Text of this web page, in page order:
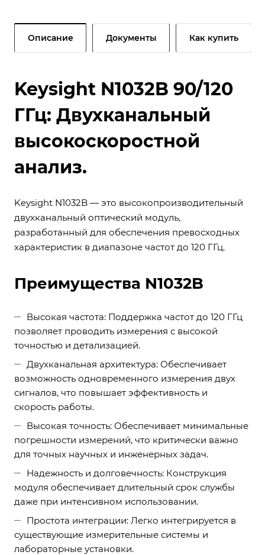
Описание Документы Как купить
Keysight N1032B 90/120
ГГц: Двухканальный
высокоскоростной
анализ.
Keysight N1032B — это высокопроизводительный
двухканальный оптический модуль,
разработанный для обеспечения превосходных
характеристик в диапазоне частот до 120 ГГц.
Преимущества N1032B
Высокая частота: Поддержка частот до 120 ГГц
позволяет проводить измерения с высокой
точностью и детализацией.
Двухканальная архитектура: Обеспечивает
возможность одновременного измерения двух
сигналов, что повышает эффективность и
скорость работы.
Высокая точность: Обеспечивает минимальные
погрешности измерений, что критически важно
для точных научных и инженерных задач.
Надежность и долговечность: Конструкция
модуля обеспечивает длительный срок службы
даже при интенсивном использовании.
Простота интеграции: Легко интегрируется в
существующие измерительные системы и
лабораторные установки.